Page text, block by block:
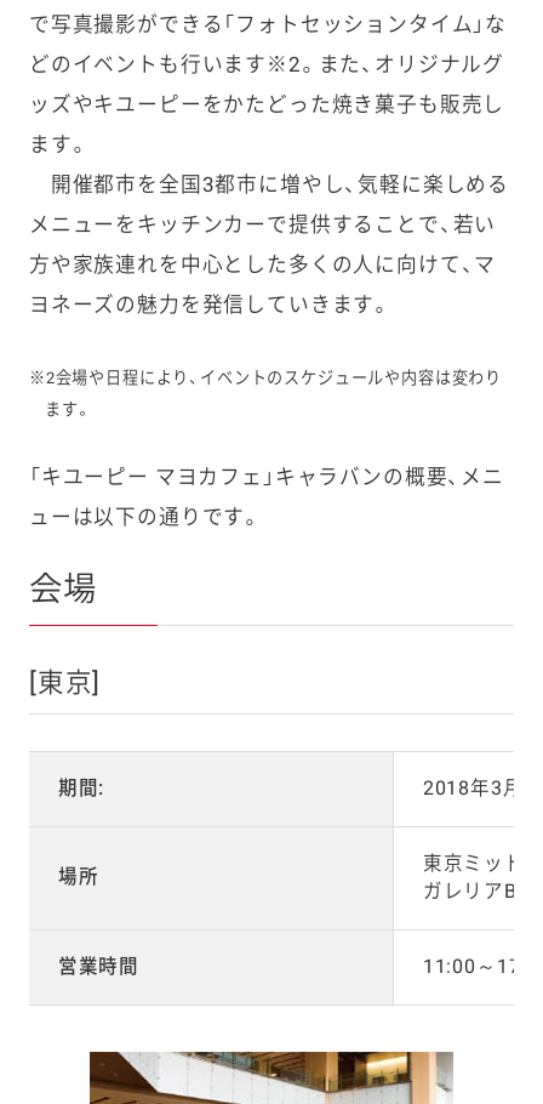
で写真撮影ができる「フォトセッションタイム」な
どのイベントも行います※2。また、オリジナルグ
ッズやキユーピーをかたどった焼き菓子も販売し
ます。
開催都市を全国3都市に増やし、気軽に楽しめる
メニューをキッチンカーで提供することで、若い
方や家族連れを中心とした多くの人に向けて、マ
ヨネーズの魅力を発信していきます。
※2会場や日程により、イベントのスケジュールや内容は変わり
ます。
「キユーピー マヨカフェ」キャラバンの概要、メニ
ューは以下の通りです。
会場
[東京]
期間: 2018年3月1
場所
東京ミッド
ガレリアB1F
営業時間 11:00～